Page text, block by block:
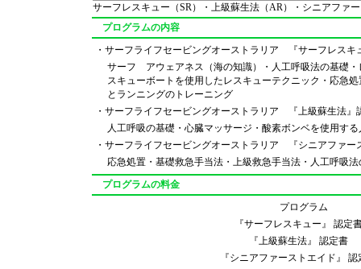
サーフレスキュー（SR）・上級蘇生法（AR）・シニアファ
プログラムの内容
・サーフライフセービングオーストラリア 『サーフレスキ
サーフ アウェアネス（海の知識）・人工呼吸法の基礎
スキューボートを使用したレスキューテクニック・応急
とランニングのトレーニング
・サーフライフセービングオーストラリア 『上級蘇生法』
人工呼吸の基礎・心臓マッサージ・酸素ボンベを使用す
・サーフライフセービングオーストラリア 『シニアファー
応急処置・基礎救急手当法・上級救急手当法・人工呼吸
プログラムの料金
プログラム
『サーフレスキュー』 認
『上級蘇生法』 認定書
『シニアファーストエイド』